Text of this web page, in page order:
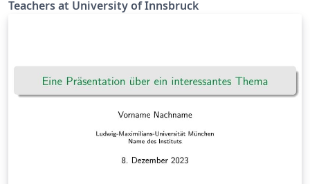
Teachers at University of Innsbruck